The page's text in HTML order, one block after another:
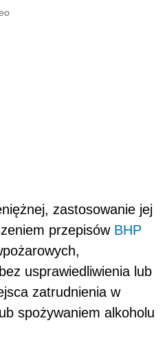
zastosowanie jej
przepisów BHP
usprawiedliwienia lub
zatrudnienia w
spożywaniem alkoholu